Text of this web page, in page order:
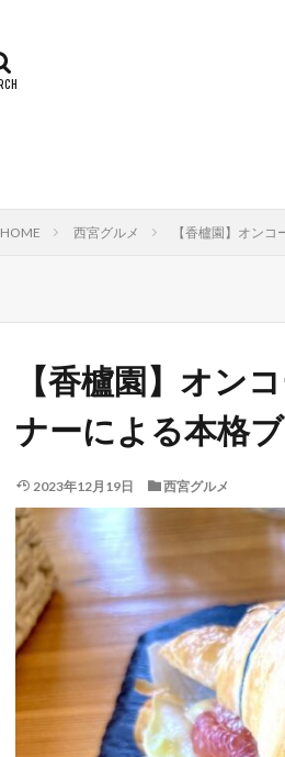
HOME 西宮グルメ 【香櫨園】オン
【香櫨園】オン
ナーによる本格
2023年12月19日 西宮グルメ